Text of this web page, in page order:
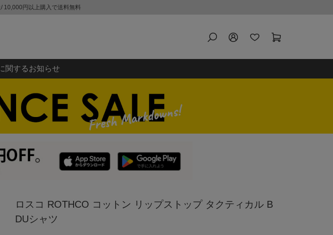
10,000円以上購入で送料無料
関するお知らせ
ロスコ ROTHCO コットン リップストップ タクティカル B
DUシャツ